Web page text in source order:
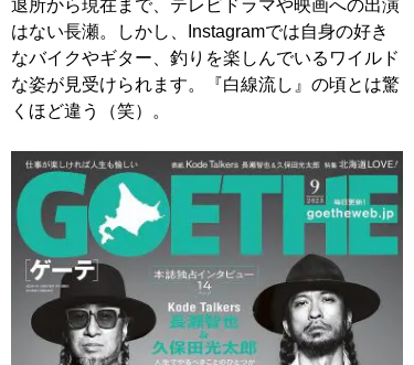
退所から現在まで、テレビドラマや映画への出演
はない長瀬。しかし、Instagramでは自身の好き
なバイクやギター、釣りを楽しんでいるワイルド
な姿が見受けられます。『白線流し』の頃とは驚
くほど違う（笑）。